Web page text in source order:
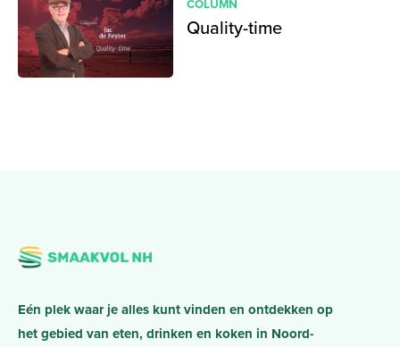
COLUMN
Quality-time
Eén plek waar je alles kunt vinden en ontdekken op
het gebied van eten, drinken en koken in Noord-